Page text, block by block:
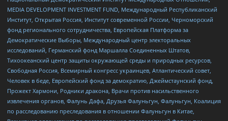
MEDIA DEVELOPMENT INVESTMENT FUND, Международный Республиканский
Институт, Открытая Россия, Институт современной России, Черноморский
фонд регионального сотрудничества, Европейская Платформа за
Демократические Выборы, Международный центр электоральных
исследований, Германский фонд Маршалла Соединенных Штатов,
Тихоокеанский центр защиты окружающей среды и природных ресурсов,
Свободная Россия, Всемирный конгресс украинцев, Атлантический совет,
Человек в беде, Европейский фонд за демократию, Джеймстаунский фонд,
Прожект Хармони, Родники дракона, Врачи против насильственного
извлечения органов, Фалунь Дафа, Друзья Фалуньгун, Фалуньгун, Коалиция
по расследованию преследования в отношении Фалуньгун в Китае,